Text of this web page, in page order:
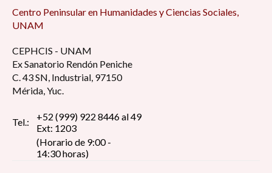
Centro Peninsular en Humanidades y Ciencias Sociales,
UNAM
CEPHCIS - UNAM
Ex Sanatorio Rendón Peniche
C. 43 SN, Industrial, 97150
Mérida, Yuc.
Tel.:
+52 (999) 922 8446 al 49
Ext: 1203
(Horario de 9:00 -
14:30 horas)